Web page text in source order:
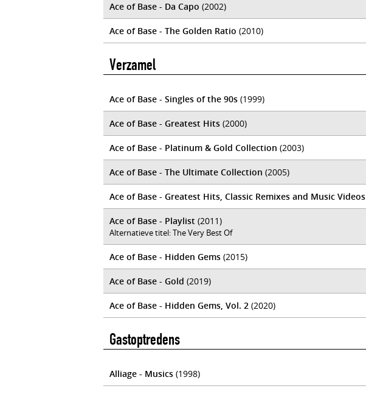
Ace of Base - Da Capo (2002)
Ace of Base - The Golden Ratio (2010)
Verzamel
Ace of Base - Singles of the 90s (1999)
Ace of Base - Greatest Hits (2000)
Ace of Base - Platinum & Gold Collection (2003)
Ace of Base - The Ultimate Collection (2005)
Ace of Base - Greatest Hits, Classic Remixes and Music Videos
Ace of Base - Playlist (2011)
Alternatieve titel: The Very Best Of
Ace of Base - Hidden Gems (2015)
Ace of Base - Gold (2019)
Ace of Base - Hidden Gems, Vol. 2 (2020)
Gastoptredens
Alliage - Musics (1998)